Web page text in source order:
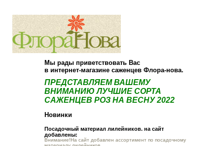
Мы рады приветствовать Вас
в интернет-магазине саженцев Флора-нова.
ПРЕДСТАВЛЯЕМ ВАШЕМУ
ВНИМАНИЮ ЛУЧШИЕ СОРТА
САЖЕНЦЕВ РОЗ НА ВЕСНУ 2022
Новинки
Посадочный материал лилейников. на сайт
добавлены:
Внимание!На сайт добавлен ассортимент по посадочному